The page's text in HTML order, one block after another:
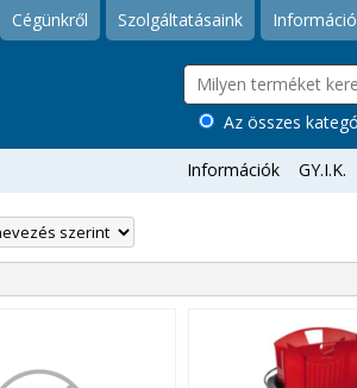
Cégünkről Szolgáltatásaink
Az összes
Információk GY.I.K.